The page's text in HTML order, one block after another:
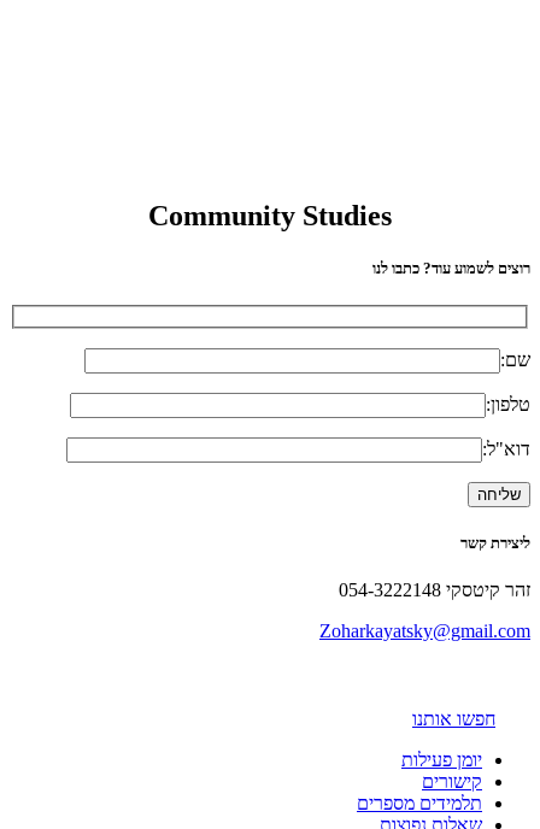
Community Studies
רוצים לשמוע עוד? כתבו לנו
שם:
טלפון:
דוא"ל:
ליצירת קשר
זהר קיטסקי 054-3222148
Zoharkayatsky@gmail.com
חפשו אותנו
יומן פעילות
קישורים
תלמידים מספרים